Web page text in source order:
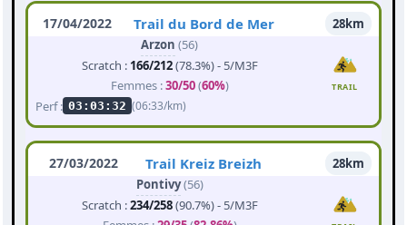
17/04/2022 Trail du Bord de Mer
28km
Arzon (56)
Scratch : 166/212(78.3%) - 5/M3F
Femmes :30/50(60%)
Perf : 03:03:32 (06:33/km)
TRAIL
27/03/2022 Trail Kreiz Breizh
28km
Pontivy(56)
Scratch :234/258(90.7%) - 5/M3F